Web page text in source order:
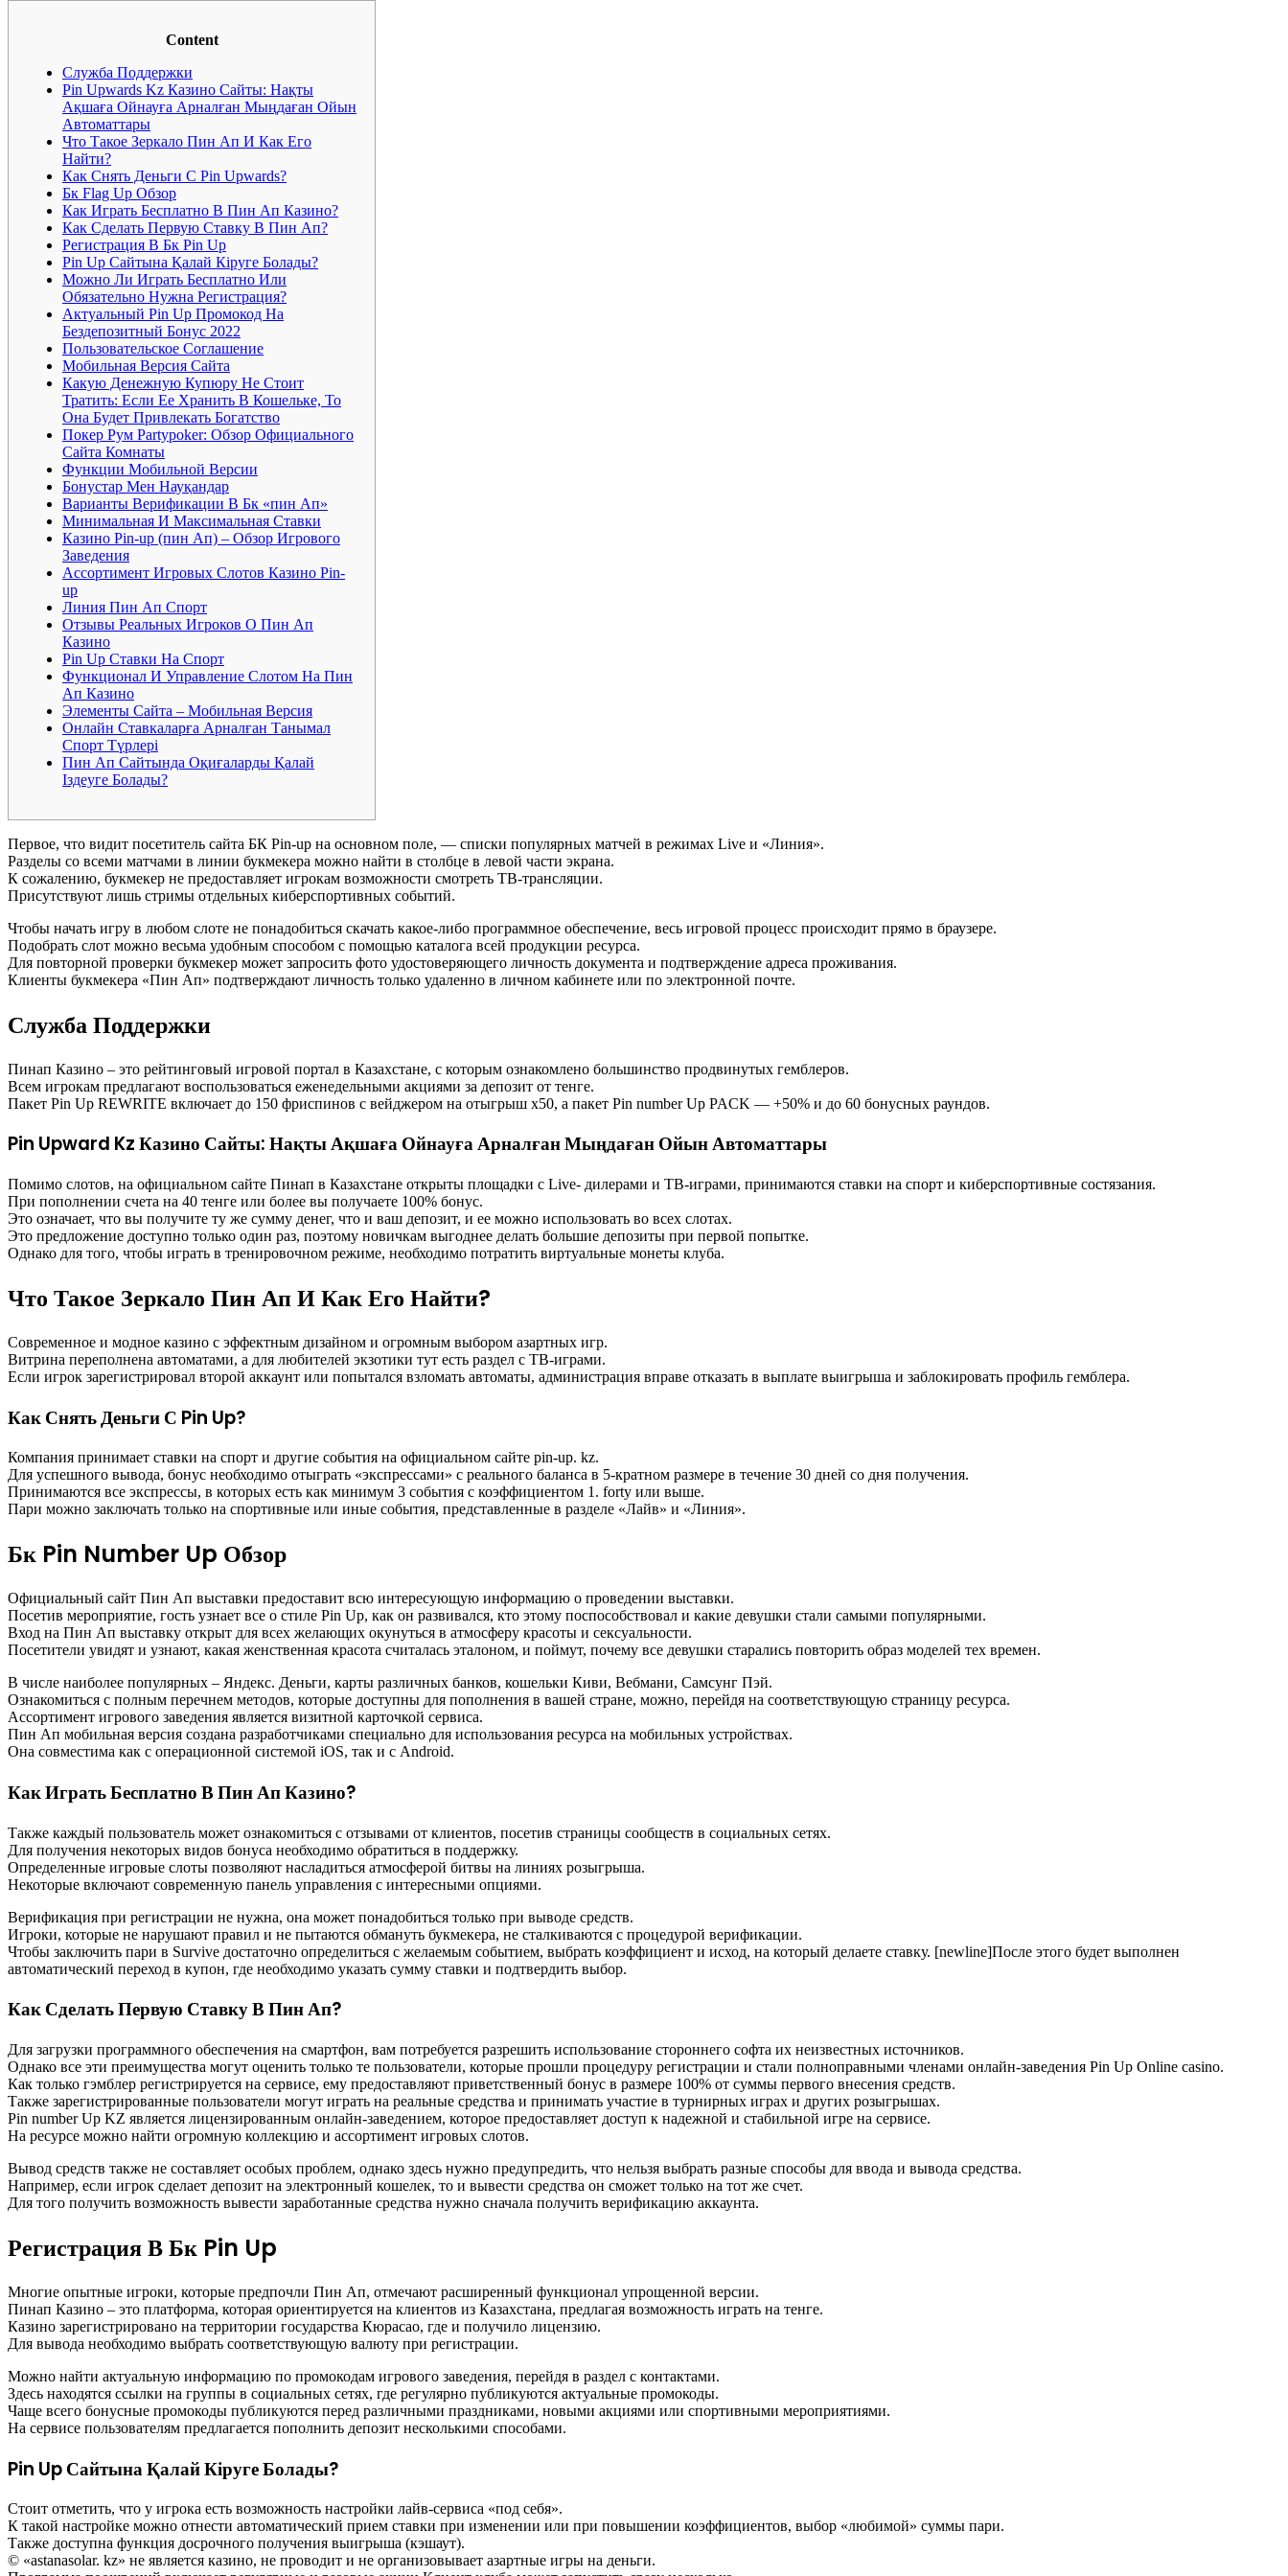
Content
Служба Поддержки
Pin Upwards Kz Казино Сайты: Нақты
Ақшаға Ойнауға Арналған Мыңдаған Ойын
Автоматтары
Что Такое Зеркало Пин Ап И Как Его
Найти?
Как Снять Деньги С Pin Upwards?
Бк Flag Up Обзор
Как Играть Бесплатно В Пин Ап Казино?
Как Сделать Первую Ставку В Пин Ап?
Регистрация В Бк Pin Up
Pin Up Сайтына Қалай Кіруге Болады?
Можно Ли Играть Бесплатно Или
Обязательно Нужна Регистрация?
Актуальный Pin Up Промокод На
Бездепозитный Бонус 2022
Пользовательское Соглашение
Мобильная Версия Сайта
Какую Денежную Купюру Не Стоит
Тратить: Если Ее Хранить В Кошельке, То
Она Будет Привлекать Богатство
Покер Рум Partypoker: Обзор Официального
Сайта Комнаты
Функции Мобильной Версии
Бонустар Мен Науқандар
Варианты Верификации В Бк «пин Ап»
Минимальная И Максимальная Ставки
Казино Pin-up (пин Ап) – Обзор Игрового
Заведения
Ассортимент Игровых Слотов Казино Pin-
up
Линия Пин Ап Спорт
Отзывы Реальных Игроков О Пин Ап
Казино
Pin Up Ставки На Спорт
Функционал И Управление Слотом На Пин
Ап Казино
Элементы Сайта – Мобильная Версия
Онлайн Ставкаларға Арналған Танымал
Спорт Түрлері
Пин Ап Сайтында Оқиғаларды Қалай
Іздеуге Болады?
Первое, что видит посетитель сайта БК Pin-up на основном поле, — списки популярных матчей в режимах Live и «Линия».
Разделы со всеми матчами в линии букмекера можно найти в столбце в левой части экрана.
К сожалению, букмекер не предоставляет игрокам возможности смотреть ТВ-трансляции.
Присутствуют лишь стримы отдельных киберспортивных событий.
Чтобы начать игру в любом слоте не понадобиться скачать какое-либо программное обеспечение, весь игровой процесс происходит прямо в браузере.
Подобрать слот можно весьма удобным способом с помощью каталога всей продукции ресурса.
Для повторной проверки букмекер может запросить фото удостоверяющего личность документа и подтверждение адреса проживания.
Клиенты букмекера «Пин Ап» подтверждают личность только удаленно в личном кабинете или по электронной почте.
Служба Поддержки
Пинап Казино – это рейтинговый игровой портал в Казахстане, с которым ознакомлено большинство продвинутых гемблеров.
Всем игрокам предлагают воспользоваться еженедельными акциями за депозит от тенге.
Пакет Pin Up REWRITE включает до 150 фриспинов с вейджером на отыгрыш х50, а пакет Pin number Up PACK — +50% и до 60 бонусных раундов.
Pin Upward Kz Казино Сайты: Нақты Ақшаға Ойнауға Арналған Мыңдаған Ойын Автоматтары
Помимо слотов, на официальном сайте Пинап в Казахстане открыты площадки с Live- дилерами и ТВ-играми, принимаются ставки на спорт и киберспортивные состязания.
При пополнении счета на 40 тенге или более вы получаете 100% бонус.
Это означает, что вы получите ту же сумму денег, что и ваш депозит, и ее можно использовать во всех слотах.
Это предложение доступно только один раз, поэтому новичкам выгоднее делать большие депозиты при первой попытке.
Однако для того, чтобы играть в тренировочном режиме, необходимо потратить виртуальные монеты клуба.
Что Такое Зеркало Пин Ап И Как Его Найти?
Современное и модное казино с эффектным дизайном и огромным выбором азартных игр.
Витрина переполнена автоматами, а для любителей экзотики тут есть раздел с ТВ-играми.
Если игрок зарегистрировал второй аккаунт или попытался взломать автоматы, администрация вправе отказать в выплате выигрыша и заблокировать профиль гемблера.
Как Снять Деньги С Pin Up?
Компания принимает ставки на спорт и другие события на официальном сайте pin-up. kz.
Для успешного вывода, бонус необходимо отыграть «экспрессами» с реального баланса в 5-кратном размере в течение 30 дней со дня получения.
Принимаются все экспрессы, в которых есть как минимум 3 события с коэффициентом 1. forty или выше.
Пари можно заключать только на спортивные или иные события, представленные в разделе «Лайв» и «Линия».
Бк Pin Number Up Обзор
Официальный сайт Пин Ап выставки предоставит всю интересующую информацию о проведении выставки.
Посетив мероприятие, гость узнает все о стиле Pin Up, как он развивался, кто этому поспособствовал и какие девушки стали самыми популярными.
Вход на Пин Ап выставку открыт для всех желающих окунуться в атмосферу красоты и сексуальности.
Посетители увидят и узнают, какая женственная красота считалась эталоном, и поймут, почему все девушки старались повторить образ моделей тех времен.
В числе наиболее популярных – Яндекс. Деньги, карты различных банков, кошельки Киви, Вебмани, Самсунг Пэй.
Ознакомиться с полным перечнем методов, которые доступны для пополнения в вашей стране, можно, перейдя на соответствующую страницу ресурса.
Ассортимент игрового заведения является визитной карточкой сервиса.
Пин Ап мобильная версия создана разработчиками специально для использования ресурса на мобильных устройствах.
Она совместима как с операционной системой iOS, так и с Android.
Как Играть Бесплатно В Пин Ап Казино?
Также каждый пользователь может ознакомиться с отзывами от клиентов, посетив страницы сообществ в социальных сетях.
Для получения некоторых видов бонуса необходимо обратиться в поддержку.
Определенные игровые слоты позволяют насладиться атмосферой битвы на линиях розыгрыша.
Некоторые включают современную панель управления с интересными опциями.
Верификация при регистрации не нужна, она может понадобиться только при выводе средств.
Игроки, которые не нарушают правил и не пытаются обмануть букмекера, не сталкиваются с процедурой верификации.
Чтобы заключить пари в Survive достаточно определиться с желаемым событием, выбрать коэффициент и исход, на который делаете ставку. [newline]После этого будет выполнен
автоматический переход в купон, где необходимо указать сумму ставки и подтвердить выбор.
Как Сделать Первую Ставку В Пин Ап?
Для загрузки программного обеспечения на смартфон, вам потребуется разрешить использование стороннего софта их неизвестных источников.
Однако все эти преимущества могут оценить только те пользователи, которые прошли процедуру регистрации и стали полноправными членами онлайн-заведения Pin Up Online casino.
Как только гэмблер регистрируется на сервисе, ему предоставляют приветственный бонус в размере 100% от суммы первого внесения средств.
Также зарегистрированные пользователи могут играть на реальные средства и принимать участие в турнирных играх и других розыгрышах.
Pin number Up KZ является лицензированным онлайн-заведением, которое предоставляет доступ к надежной и стабильной игре на сервисе.
На ресурсе можно найти огромную коллекцию и ассортимент игровых слотов.
Вывод средств также не составляет особых проблем, однако здесь нужно предупредить, что нельзя выбрать разные способы для ввода и вывода средства.
Например, если игрок сделает депозит на электронный кошелек, то и вывести средства он сможет только на тот же счет.
Для того получить возможность вывести заработанные средства нужно сначала получить верификацию аккаунта.
Регистрация В Бк Pin Up
Многие опытные игроки, которые предпочли Пин Ап, отмечают расширенный функционал упрощенной версии.
Пинап Казино – это платформа, которая ориентируется на клиентов из Казахстана, предлагая возможность играть на тенге.
Казино зарегистрировано на территории государства Кюрасао, где и получило лицензию.
Для вывода необходимо выбрать соответствующую валюту при регистрации.
Можно найти актуальную информацию по промокодам игрового заведения, перейдя в раздел с контактами.
Здесь находятся ссылки на группы в социальных сетях, где регулярно публикуются актуальные промокоды.
Чаще всего бонусные промокоды публикуются перед различными праздниками, новыми акциями или спортивными мероприятиями.
На сервисе пользователям предлагается пополнить депозит несколькими способами.
Pin Up Сайтына Қалай Кіруге Болады?
Стоит отметить, что у игрока есть возможность настройки лайв-сервиса «под себя».
К такой настройке можно отнести автоматический прием ставки при изменении или при повышении коэффициентов, выбор «любимой» суммы пари.
Также доступна функция досрочного получения выигрыша (кэшаут).
© «astanasolar. kz» не является казино, не проводит и не организовывает азартные игры на деньги.